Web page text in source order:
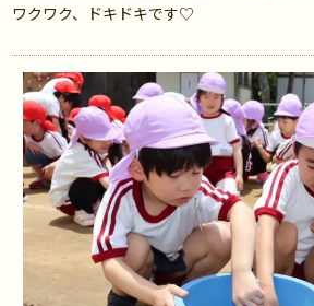
ワクワク、ドキドキです♡